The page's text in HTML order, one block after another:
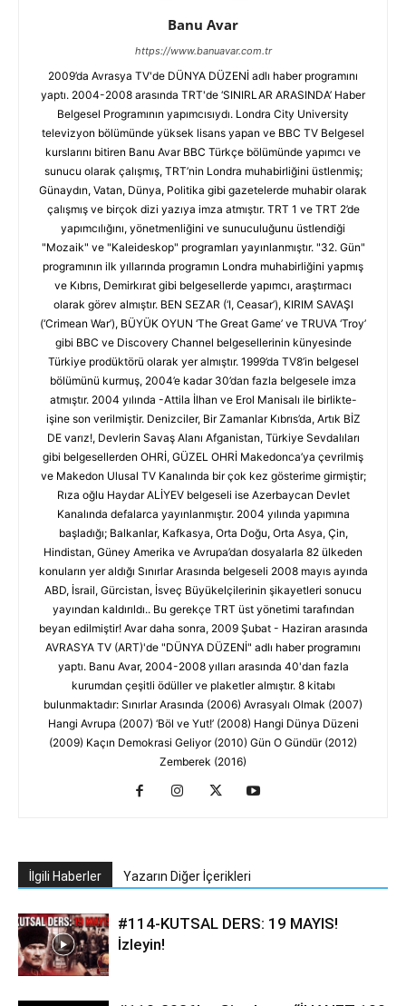
Banu Avar
https://www.banuavar.com.tr
2009’da Avrasya TV'de DÜNYA DÜZENİ adlı haber programını
yaptı. 2004-2008 arasında TRT'de ‘SINIRLAR ARASINDA’ Haber
Belgesel Programının yapımcısıydı. Londra City University
televizyon bölümünde yüksek lisans yapan ve BBC TV Belgesel
kurslarını bitiren Banu Avar BBC Türkçe bölümünde yapımcı ve
sunucu olarak çalışmış, TRT’nin Londra muhabirliğini üstlenmiş;
Günaydın, Vatan, Dünya, Politika gibi gazetelerde muhabir olarak
çalışmış ve birçok dizi yazıya imza atmıştır. TRT 1 ve TRT 2’de
yapımcılığını, yönetmenliğini ve sunuculuğunu üstlendiği
"Mozaik" ve "Kaleideskop" programları yayınlanmıştır. "32. Gün"
programının ilk yıllarında programın Londra muhabirliğini yapmış
ve Kıbrıs, Demirkırat gibi belgesellerde yapımcı, araştırmacı
olarak görev almıştır. BEN SEZAR (‘I, Ceasar’), KIRIM SAVAŞI
(‘Crimean War’), BÜYÜK OYUN ‘The Great Game’ ve TRUVA ‘Troy’
gibi BBC ve Discovery Channel belgesellerinin künyesinde
Türkiye prodüktörü olarak yer almıştır. 1999’da TV8’in belgesel
bölümünü kurmuş, 2004’e kadar 30’dan fazla belgesele imza
atmıştır. 2004 yılında -Attila İlhan ve Erol Manisalı ile birlikte-
işine son verilmiştir. Denizciler, Bir Zamanlar Kıbrıs’da, Artık BİZ
DE varız!, Devlerin Savaş Alanı Afganistan, Türkiye Sevdalıları
gibi belgesellerden OHRİ, GÜZEL OHRİ Makedonca’ya çevrilmiş
ve Makedon Ulusal TV Kanalında bir çok kez gösterime girmiştir;
Rıza oğlu Haydar ALİYEV belgeseli ise Azerbaycan Devlet
Kanalında defalarca yayınlanmıştır. 2004 yılında yapımına
başladığı; Balkanlar, Kafkasya, Orta Doğu, Orta Asya, Çin,
Hindistan, Güney Amerika ve Avrupa’dan dosyalarla 82 ülkeden
konuların yer aldığı Sınırlar Arasında belgeseli 2008 mayıs ayında
ABD, İsrail, Gürcistan, İsveç Büyükelçilerinin şikayetleri sonucu
yayından kaldırıldı.. Bu gerekçe TRT üst yönetimi tarafından
beyan edilmiştir! Avar daha sonra, 2009 Şubat - Haziran arasında
AVRASYA TV (ART)'de "DÜNYA DÜZENİ" adlı haber programını
yaptı. Banu Avar, 2004-2008 yılları arasında 40'dan fazla
kurumdan çeşitli ödüller ve plaketler almıştır. 8 kitabı
bulunmaktadır: Sınırlar Arasında (2006) Avrasyalı Olmak (2007)
Hangi Avrupa (2007) ‘Böl ve Yut!’ (2008) Hangi Dünya Düzeni
(2009) Kaçın Demokrasi Geliyor (2010) Gün O Gündür (2012)
Zemberek (2016)
İlgili Haberler Yazarın Diğer İçerikleri
#114-KUTSAL DERS: 19 MAYIS!
İzleyin!